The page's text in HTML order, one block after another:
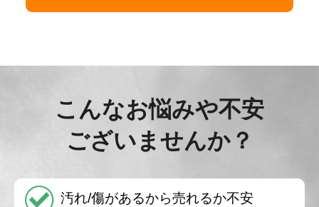
こんなお悩みや不安
ございませんか？
汚れ/傷があるから売れるか不安